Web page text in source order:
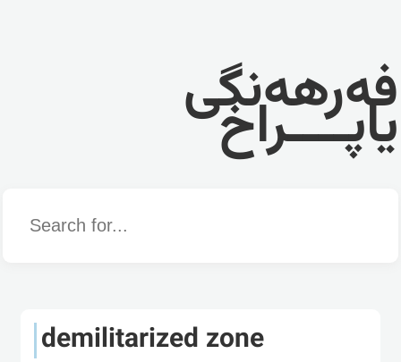
فەرهەنگی
یاپــــراخ
Word
demilitarized zone